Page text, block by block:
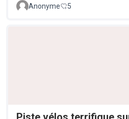
Anonyme 5